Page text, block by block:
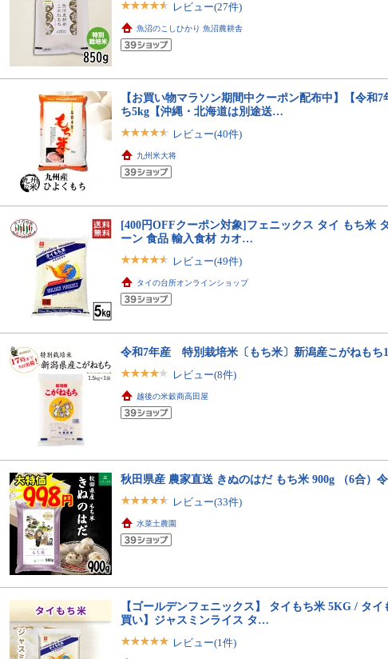
レビュー(27件)
魚沼のこしひかり 魚沼農耕舎
【お買い物マラソン期間中クーポン配布中】【令和
ち5kg【沖縄・北海道は別途送…
レビュー(40件)
九州米大将
[400円OFFクーポン対象]フェニックス タイ もち米
ーン 食品 輸入食材 カオ…
レビュー(49件)
タイの台所オンラインショップ
令和7年産 特別栽培米〔もち米〕新潟産こがねもち
レビュー(8件)
越後の米穀商高田屋
秋田県産 農家直送 きぬのはだ もち米 900g （6合）
レビュー(33件)
水菜土農園
【ゴールデンフェニックス】 タイもち米 5KG / タ
買い】ジャスミンライス タ…
レビュー(1件)